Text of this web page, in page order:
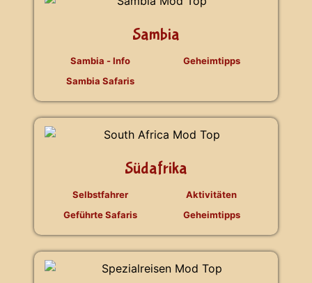
Sambia
Sambia - Info
Sambia Safaris
Geheimtipps
Südafrika
Selbstfahrer
Geführte Safaris
Aktivitäten
Geheimtipps